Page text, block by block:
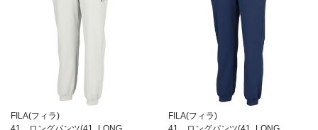
FILA(フィラ)
FILA(フィラ)